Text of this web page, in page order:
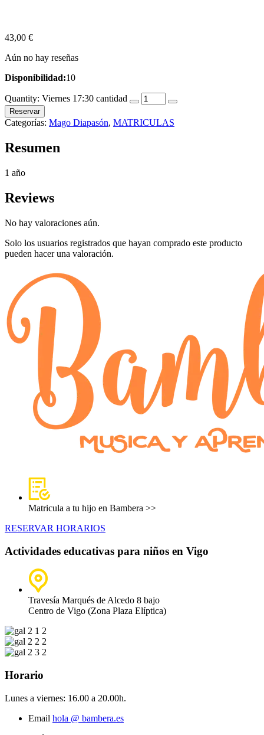
43,00 €
Aún no hay reseñas
Disponibilidad:10
Quantity: Viernes 17:30 cantidad
Reservar
Categorías: Mago Diapasón, MATRICULAS
Resumen
1 año
Reviews
No hay valoraciones aún.
Solo los usuarios registrados que hayan comprado este producto
pueden hacer una valoración.
Matricula a tu hijo en Bambera >>
RESERVAR HORARIOS
Actividades educativas para niños en Vigo
Travesía Marqués de Alcedo 8 bajo
Centro de Vigo (Zona Plaza Elíptica)
Horario
Lunes a viernes: 16.00 a 20.00h.
Email hola @ bambera.es